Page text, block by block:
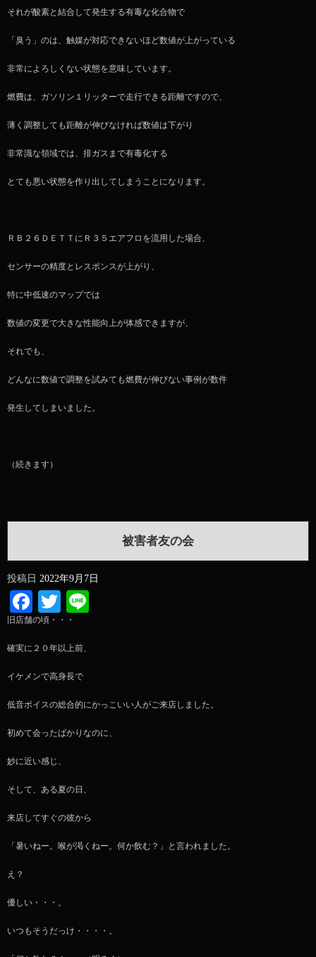
それが酸素と結合して発生する有毒な化合物で
「臭う」のは、触媒が対応できないほど数値が上がっている
非常によろしくない状態を意味しています。
燃費は、ガソリン１リッターで走行できる距離ですので、
薄く調整しても距離が伸びなければ数値は下がり
非常識な領域では、排ガスまで有毒化する
とても悪い状態を作り出してしまうことになります。
ＲＢ２６ＤＥＴＴにＲ３５エアフロを流用した場合、
センサーの精度とレスポンスが上がり、
特に中低速のマップでは
数値の変更で大きな性能向上が体感できますが、
それでも、
どんなに数値で調整を試みても燃費が伸びない事例が数件
発生してしまいました。
（続きます）
被害者友の会
投稿日 2022年9月7日
Facebook
Twitter
旧店舗の頃・・・
確実に２０年以上前、
イケメンで高身長で
低音ボイスの総合的にかっこいい人がご来店しました。
初めて会ったばかりなのに、
妙に近い感じ、
そして、ある夏の日、
来店してすぐの彼から
「暑いねー。喉が渇くねー。何か飲む？」と言われました。
え？
優しい・・・。
いつもそうだっけ・・・・。